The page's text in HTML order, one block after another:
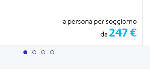
a persona per soggiorno
da 247 €